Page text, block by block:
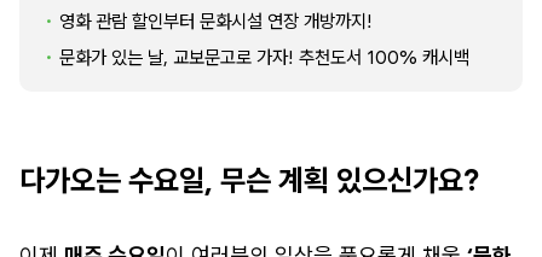
영화 관람 할인부터 문화시설 연장 개방까지!
문화가 있는 날, 교보문고로 가자! 추천도서 100% 캐시백
다가오는 수요일, 무슨 계획 있으신가요?